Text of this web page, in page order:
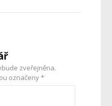
zveřejněna.
označeny*